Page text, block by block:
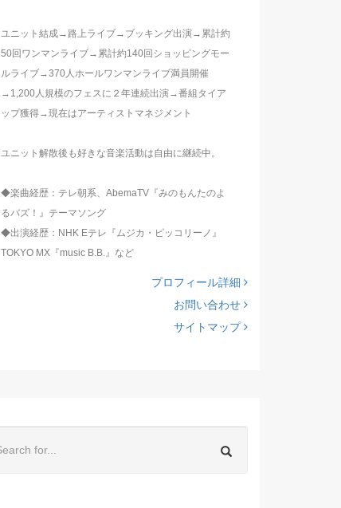
ユニット結成→路上ライブ→ブッキング出演→累計約
50回ワンマンライブ→累計約140回ショッピングモー
ルライブ→370人ホールワンマンライブ満員開催
→1,200人規模のフェスに２年連続出演→番組タイア
ップ獲得→現在はアーティストマネジメント
ユニット解散後も好きな音楽活動は自由に継続中。
◆楽曲経歴：テレ朝系、AbemaTV『みのもんたのよ
るバズ！』テーマソング
◆出演経歴：NHK Eテレ『ムジカ・ピッコリーノ』
TOKYO MX『music B.B.』など
プロフィール詳細
お問い合わせ
サイトマップ